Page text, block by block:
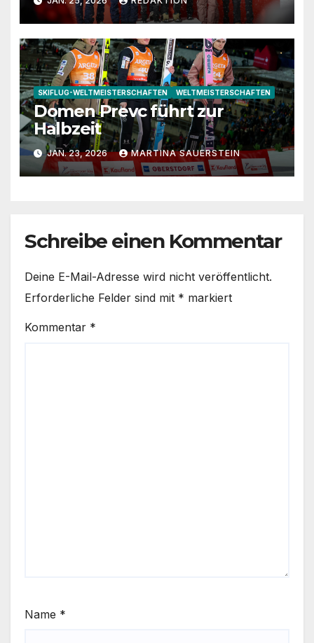
SKIFLUG-WELTMEISTERSCHAFTEN WELTMEISTERSCHAFTEN
Domen Prevc führt zur
Halbzeit
JAN. 23, 2026 MARTINA SAUERSTEIN
Schreibe einen Kommentar
Deine E-Mail-Adresse wird nicht veröffentlicht.
Erforderliche Felder sind mit * markiert
Kommentar *
Name *